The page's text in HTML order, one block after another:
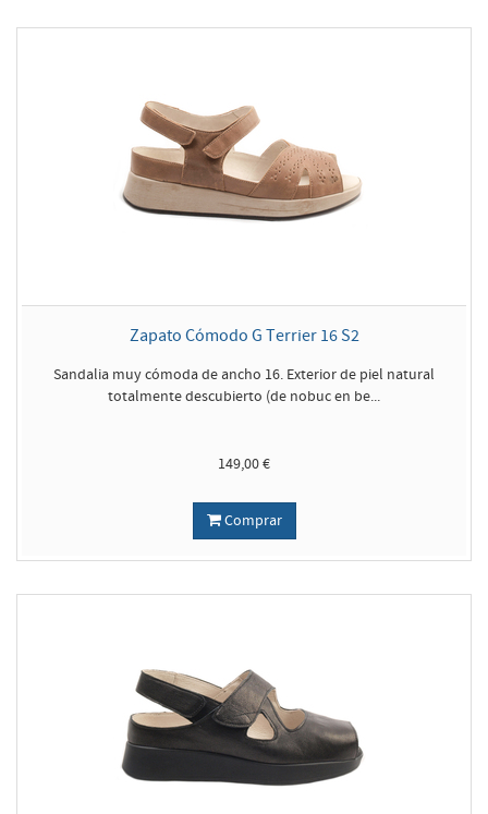
Zapato Cómodo G Terrier 16 S2
Sandalia muy cómoda de ancho 16. Exterior de piel natural
totalmente descubierto (de nobuc en be...
149,00 €
Comprar